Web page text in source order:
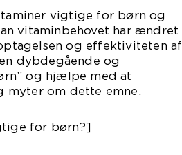
vigtige for børn og
vitaminbehovet har ændret
og effektiviteten af
dybdegående og
og hjælpe med at
myter om dette emne.
for børn?]